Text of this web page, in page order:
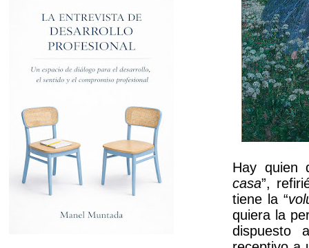
Hay quien
casa”,
tiene la “
quiera la
dispuesto